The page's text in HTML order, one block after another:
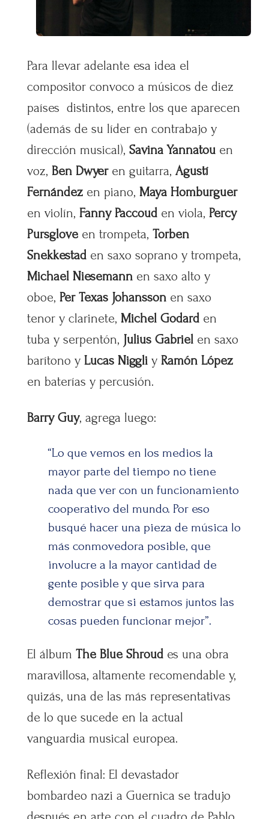
Para llevar adelante esa idea el
compositor convoco a músicos de diez
países distintos, entre los que aparecen
(además de su líder en contrabajo y
dirección musical), Savina Yannatouen
voz, Ben Dwyeren guitarra, Agustí
Fernándezen piano, Maya Homburguer
en violín, Fanny Paccouden viola, Percy
Pursgloveen trompeta, Torben
Snekkestaden saxo soprano y trompeta,
Michael Niesemannen saxo alto y
oboe, Per Texas Johanssonen saxo
tenor y clarinete, Michel Godarden
tuba y serpentón, Julius Gabrielen saxo
barítono y Lucas Niggliy Ramón López
en baterías y percusión.
Barry Guy, agrega luego:
“Lo que vemos en los medios la
mayor parte del tiempo no tiene
nada que ver con un funcionamiento
cooperativo del mundo. Por eso
busqué hacer una pieza de música lo
más conmovedora posible, que
involucre a la mayor cantidad de
gente posible y que sirva para
demostrar que si estamos juntos las
cosas pueden funcionar mejor”.
El álbum The Blue Shroudes una obra
maravillosa, altamente recomendable y,
quizás, una de las más representativas
de lo que sucede en la actual
vanguardia musical europea.
Reflexión final: El devastador
bombardeo nazi a Guernica se tradujo